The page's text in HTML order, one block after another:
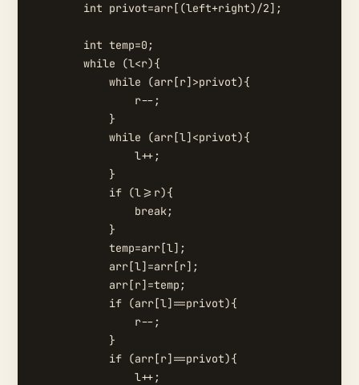
        int privot=arr[(left+right)/2];
        int temp=0;
        while (l<r){
            while (arr[r]>privot){
                r--;
            }
            while (arr[l]<privot){
                l++;
            }
            if (l>=r){
                break;
            }
            temp=arr[l];
            arr[l]=arr[r];
            arr[r]=temp;
            if (arr[l]==privot){
                r--;
            }
            if (arr[r]==privot){
                l++;